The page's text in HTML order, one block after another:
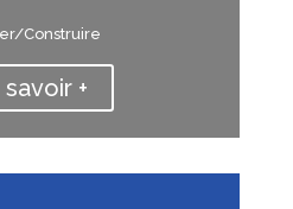
Construire
savoir +